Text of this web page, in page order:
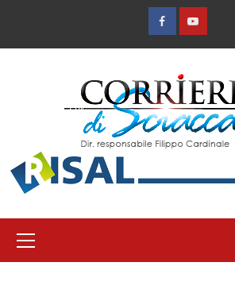
FacebookYountube
principale